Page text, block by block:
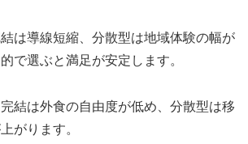
結は導線短縮、分散型は地域体験の幅が
で選ぶと満足が安定します。
完結は外食の自由度が低め、分散型は移
がります。